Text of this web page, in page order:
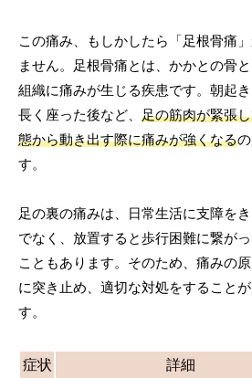
この痛み、もしかしたら「足根骨痛
ません。足根骨痛とは、かかとの骨
組織に痛みが生じる疾患です。朝起き
長く座った後など、足の筋肉が緊張
態から動き出す際に痛みが強くなる
す。
足の裏の痛みは、日常生活に支障を
でなく、放置すると歩行困難に繋がっ
こともあります。そのため、痛みの
に突き止め、適切な対処をすること
す。
症状 詳細